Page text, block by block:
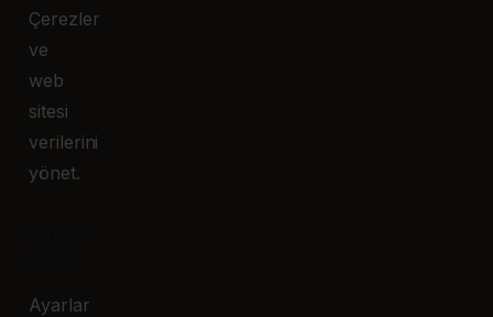
Çerezler
ve
web
sitesi
verilerini
yönet.
Ayarlar